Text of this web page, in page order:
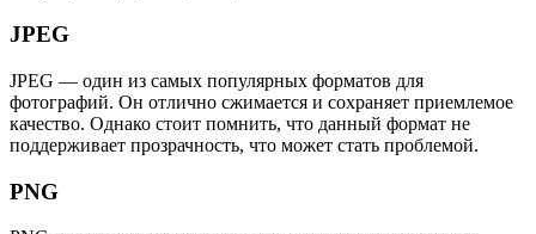
JPEG
JPEG — один из самых популярных форматов для
фотографий. Он отлично сжимается и сохраняет приемлемое
качество. Однако стоит помнить, что данный формат не
поддерживает прозрачность, что может стать проблемой.
PNG